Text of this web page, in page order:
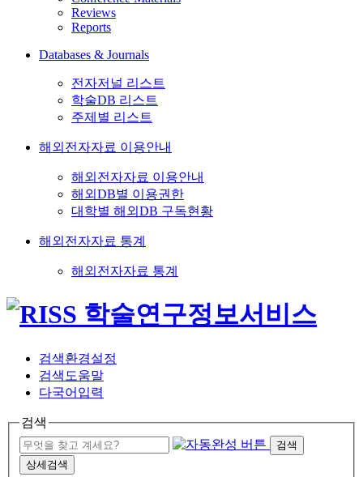
Reviews
Reports
Databases & Journals
전자저널 리스트
학술DB 리스트
주제별 리스트
해외전자자료 이용안내
해외전자자료 이용안내
해외DB별 이용권한
대학별 해외DB 구독현황
해외전자자료 통계
해외전자자료 통계
검색환경설정
검색도움말
다국어입력
검색
검색
상세검색